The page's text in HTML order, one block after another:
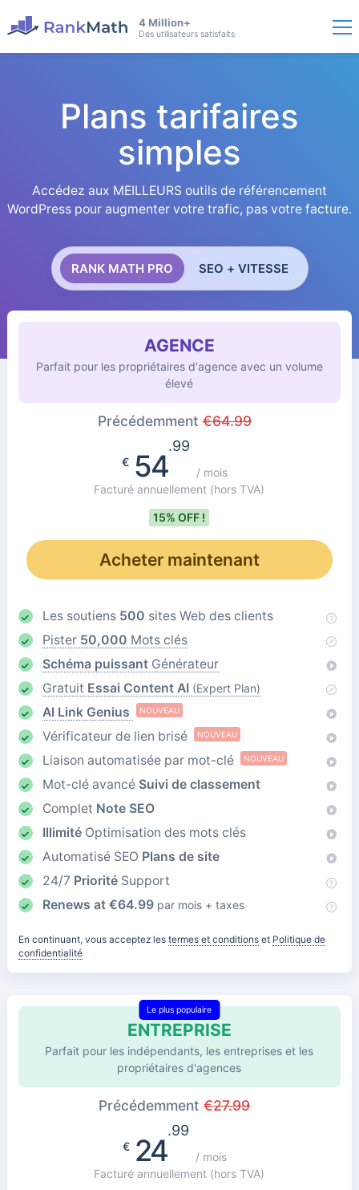
4 Million+
Des utilisateurs satisfaits
Plans tarifaires
simples
Accédez aux MEILLEURS outils de référencement
WordPress pour augmenter votre trafic, pas votre facture.
RANK MATH PRO SEO + VITESSE
AGENCE
Parfait pour les propriétaires d'agence avec un volume
élevé
Précédemment €64.99
€54
.99
/ mois
Facturé annuellement (hors TVA)
15% OFF !
Acheter maintenant
Les soutiens 500 sites Web des clients
Pister 50,000 Mots clés
Schéma puissantGénérateur
Gratuit Essai Content AI (Expert Plan)
AI Link Genius NOUVEAU
Vérificateur de lien brisé NOUVEAU
Liaison automatisée par mot-clé NOUVEAU
Mot-clé avancé Suivi de classement
Complet Note SEO
IllimitéOptimisation des mots clés
Automatisé SEO Plans de site
24/7 PrioritéSupport
Renews at €64.99 par mois + taxes
En continuant, vous acceptez les termes et conditionset Politique de
confidentialité
ENTREPRISE
Le plus populaire
Parfait pour les indépendants, les entreprises et les
propriétaires d'agences
Précédemment€27.99
€24
.99
/ mois
Facturé annuellement (hors TVA)